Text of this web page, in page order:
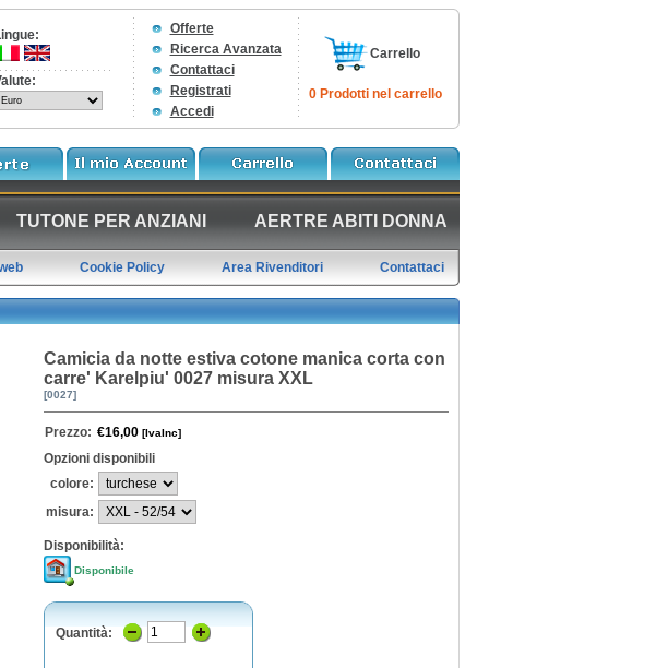
Offerte
Ricerca Avanzata
Contattaci
Registrati
Accedi
Carrello
0 Prodotti nel carrello
TUTONE PER ANZIANI AERTRE ABITI DONNA
Cookie Policy Area Rivenditori Contattaci
Camicia da notte estiva cotone manica corta con
carre' Karelpiu' 0027 misura XXL
[0027]
Prezzo: €16,00 [IvaInc]
Opzioni disponibili
colore:
misura:
Disponibilità:
Disponibile
Quantità: